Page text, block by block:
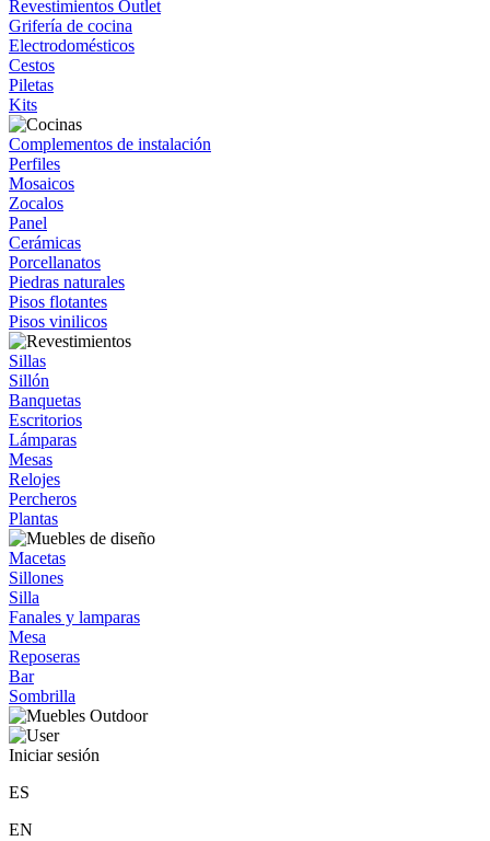
Revestimientos Outlet
Grifería de cocina
Electrodomésticos
Cestos
Piletas
Kits
Complementos de instalación
Perfiles
Mosaicos
Zocalos
Panel
Cerámicas
Porcellanatos
Piedras naturales
Pisos flotantes
Pisos vinilicos
Sillas
Sillón
Banquetas
Escritorios
Lámparas
Mesas
Relojes
Percheros
Plantas
Macetas
Sillones
Silla
Fanales y lamparas
Mesa
Reposeras
Bar
Sombrilla
Iniciar sesión
ES
EN